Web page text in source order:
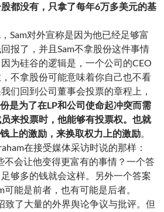
都没有，只拿了每年6万多美元的基
Sam对外宣称是因为他已经足够富
报了，并且Sam不拿股份这件事情
为硅谷的逻辑是，一个公司的CEO
不拿股份可能意味着你自己也不看
们回到公司董事会投票的章程上，
是为了在LP和公司使命起冲突而需
来投票时，他能够有投票权。也就
上的激励，来换取权力上的激励。
在接受媒体采访时说的那样：
不会让他变得更富有的事情？一个答
够多的钱就会这样。另外一个答案
可能是前者，也有可能是后者。
致了大量的外界舆论争议与批评。但